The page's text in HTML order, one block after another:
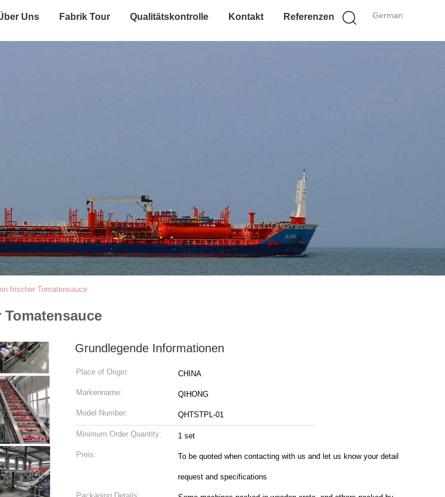
German
Uns Fabrik Tour Qualitätskontrolle Kontakt Referenzen
frischer Tomatensauce
Grundlegende Informationen
Place of Origin: CHINA
Markenname: QIHONG
Model Number: QHTSTPL-01
Minimum Order Quantity: 1 set
Preis: To be quoted when contacting with us and let us know your detail
request and specifications